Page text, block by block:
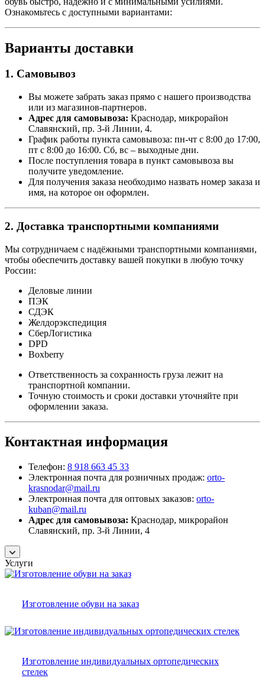
Ознакомьтесь с доступными вариантами:
Варианты доставки
1. Самовывоз
Вы можете забрать заказ прямо с нашего производства
или из магазинов-партнеров.
Адрес для самовывоза: Краснодар, микрорайон
Славянский, пр. 3-й Линии, 4.
График работы пункта самовывоза: пн-чт с 8:00 до 17:00,
пт с 8:00 до 16:00. Сб, вс – выходные дни.
После поступления товара в пункт самовывоза вы
получите уведомление.
Для получения заказа необходимо назвать номер заказа и
имя, на которое он оформлен.
2. Доставка транспортными компаниями
Мы сотрудничаем с надёжными транспортными компаниями,
чтобы обеспечить доставку вашей покупки в любую точку
России:
Деловые линии
ПЭК
СДЭК
Желдорэкспедиция
СберЛогистика
DPD
Boxberry
Ответственность за сохранность груза лежит на
транспортной компании.
Точную стоимость и сроки доставки уточняйте при
оформлении заказа.
Контактная информация
Телефон: 8 918 663 45 33
Электронная почта для розничных продаж: orto-
krasnodar@mail.ru
Электронная почта для оптовых заказов: orto-
kuban@mail.ru
Адрес для самовывоза: Краснодар, микрорайон
Славянский, пр. 3-й Линии, 4
Услуги
Изготовление обуви на заказ
Изготовление индивидуальных ортопедических
стелек